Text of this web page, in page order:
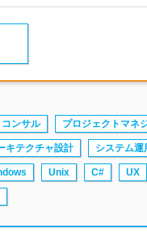
コンサル プロジェクトマネ
キテクチャ設計 システム運
Unix C# UX